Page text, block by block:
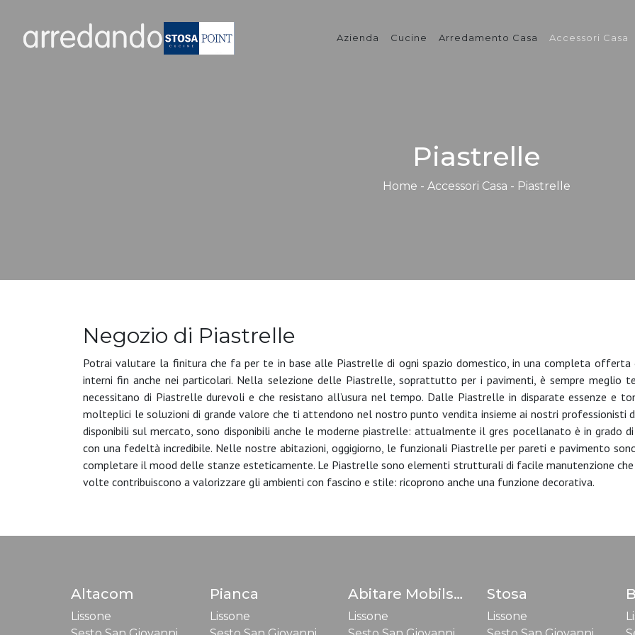
Azienda Cucine Arredamento Casa Accessori Casa
Piastrelle
Home - Accessori Casa - Piastrelle
Negozio di Piastrelle
Potrai valutare la finitura che fa per te in base alle Piastrelle di ogni spazio domestico, in una completa offerta
interni fin anche nei particolari. Nella selezione delle Piastrelle, soprattutto per i pavimenti, è sempre meglio
necessitano di Piastrelle durevoli e che resistano all’usura nel tempo. Dalle Piastrelle in disparate essenze e
molteplici le soluzioni di grande valore che ti attendono nel nostro punto vendita insieme ai nostri professionisti
disponibili sul mercato, sono disponibili anche le moderne piastrelle: attualmente il gres pocellanato è in grado
con una fedeltà incredibile. Nelle nostre abitazioni, oggigiorno, le funzionali Piastrelle per pareti e pavimento
completare il mood delle stanze esteticamente. Le Piastrelle sono elementi strutturali di facile manutenzione
volte contribuiscono a valorizzare gli ambienti con fascino e stile: ricoprono anche una funzione decorativa.
Altacom
Lissone
Pianca
Lissone
Abitare Mobilstella
Lissone
Stosa
Lissone